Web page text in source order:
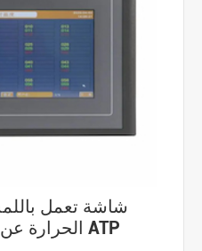
شاشة تعمل
الحرارة عن بعد من سلسلة ATP